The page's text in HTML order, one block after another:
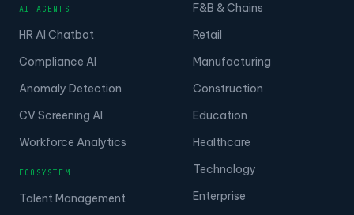
AI AGENTS
HR AI Chatbot
Compliance AI
Anomaly Detection
CV Screening AI
Workforce Analytics
ECOSYSTEM
Talent Management
F&B & Chains
Retail
Manufacturing
Construction
Education
Healthcare
Technology
Enterprise